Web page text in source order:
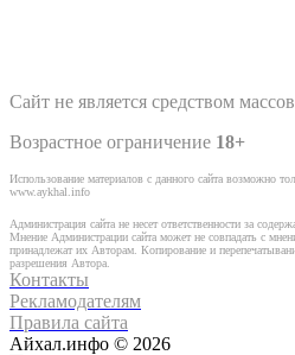
Сайт не является средством
Возрастное ограничение 18+
Использование материалов с данного сайта возможно
www.aykhal.info
Администрация сайта не несет ответственности за
Мнение Администрации сайта может не совпадать с
принадлежат их Авторам. Копирование и
разрешения Автора.
Контакты
Рекламодателям
Правила сайта
Айхал.инфо © 2026